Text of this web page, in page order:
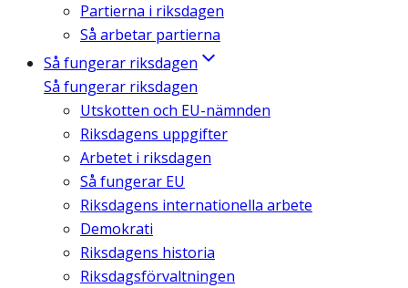
Partierna i riksdagen
Så arbetar partierna
Så fungerar riksdagen
Så fungerar riksdagen
Utskotten och EU-nämnden
Riksdagens uppgifter
Arbetet i riksdagen
Så fungerar EU
Riksdagens internationella arbete
Demokrati
Riksdagens historia
Riksdagsförvaltningen